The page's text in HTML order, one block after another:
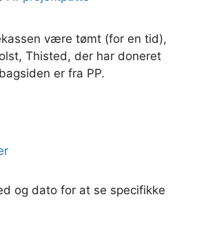
være tømt (for en tid),
Thisted, der har doneret
er fra PP.
og dato for at se specifikke